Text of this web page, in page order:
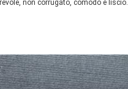
non corrugato, comodo e liscio.